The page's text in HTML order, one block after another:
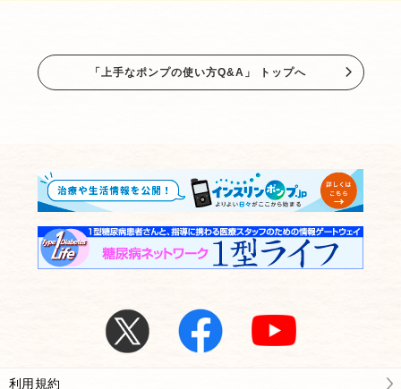
「上手なポンプの使い方Q&A」 トップへ
利用規約